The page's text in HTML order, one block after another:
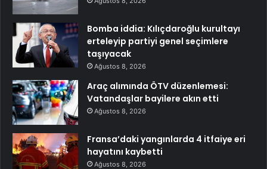
Bomba iddia: Kılıçdaroğlu kurultayı
erteleyip partiyi genel seçimlere
taşıyacak
Ağustos 8, 2026
Araç alımında ÖTV düzenlemesi:
Vatandaşlar bayilere akın etti
Ağustos 8, 2026
Fransa’daki yangınlarda 4 itfaiye eri
hayatını kaybetti
Ağustos 8, 2026